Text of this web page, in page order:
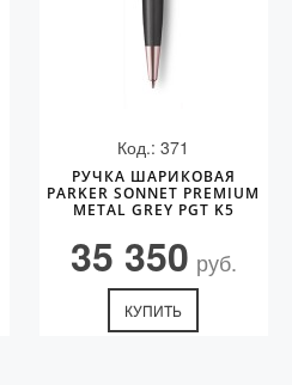
Код.: 371
РУЧКА ШАРИКОВАЯ
PARKER SONNET PREMIUM
METAL GREY PGT K5
35 350 руб.
КУПИТЬ